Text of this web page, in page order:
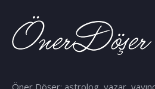
Öner Döşer; astrolog, yazar,